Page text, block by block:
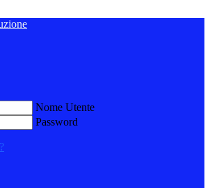
Nome Utente
Password